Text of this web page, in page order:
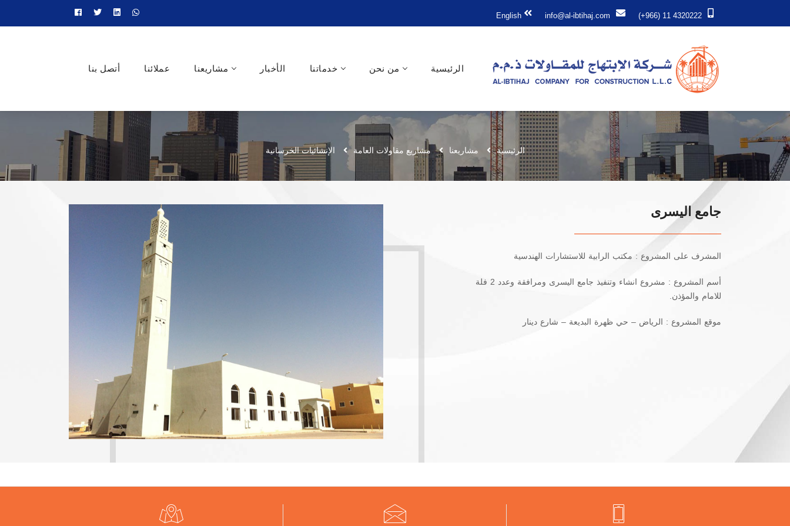
(+966) 11 4320222
info@al-ibtihaj.com
الرئيسية من نحن خدماتنا الأخبار مشاريعنا عملائنا أتصل بنا
الرئيسية مشاريعنا مشاريع مقاولات العامة الإنشائيات الخرسانية
جامع اليسرى
المشرف على المشروع : مكتب الرابية للاستشارات الهندسية
أسم المشروع : مشروع انشاء وتنفيذ جامع اليسرى ومرافقة وعدد 2 فلة
للامام والمؤذن.
موقع المشروع : الرياض – حي ظهرة البديعة – شارع دينار